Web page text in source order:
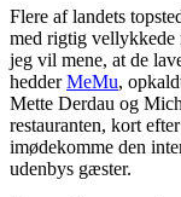
Flere af landets
med rigtig vellykkede
jeg vil mene, at de
hedderMeMu,
Mette Derdau og
restauranten, kort
imødekomme den
udenbys gæster.